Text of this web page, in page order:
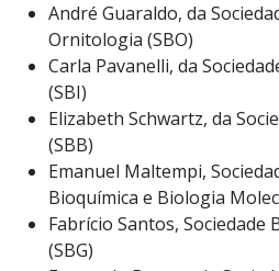
André Guaraldo, da
Ornitologia (SBO)
Carla Pavanelli, da
(SBI)
Elizabeth Schwartz, da
(SBB)
Emanuel Maltempi,
Bioquímica e Biologia
Fabrício Santos, Sociedade
(SBG)